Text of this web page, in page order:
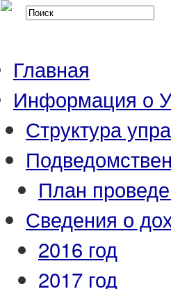
Главная
Информация о
Структура
План
Сведения о
2016 год
2017 год